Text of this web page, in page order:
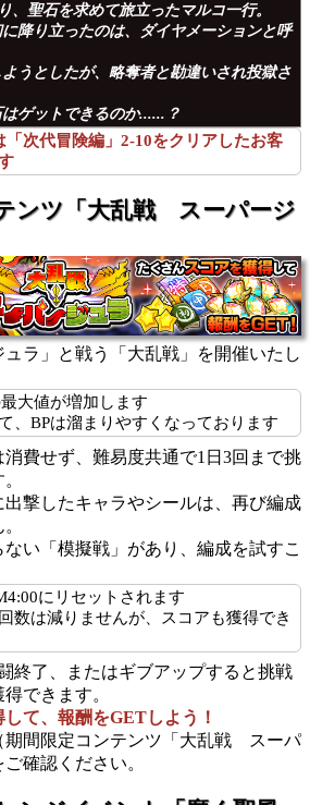
、聖石を求めて旅立ったマルコ一行。
降り立ったのは、ダイヤメーションと呼
うとしたが、略奪者と勘違いされ投獄さ
ゲットできるのか......？
「次代冒険編」2-10をクリアしたお客
ンツ「大乱戦 スーパージ
ラ」と戦う「大乱戦」を開催いたし
大値が増加します
、BPは溜まりやすくなっております
費せず、難易度共通で1日3回まで挑
撃したキャラやシールは、再び編成
い「模擬戦」があり、編成を試すこ
にリセットされます
数は減りませんが、スコアも獲得でき
終了、またはギブアップすると挑戦
できます。
て、報酬をGETしよう！
期間限定コンテンツ「大乱戦 スーパ
確認ください。